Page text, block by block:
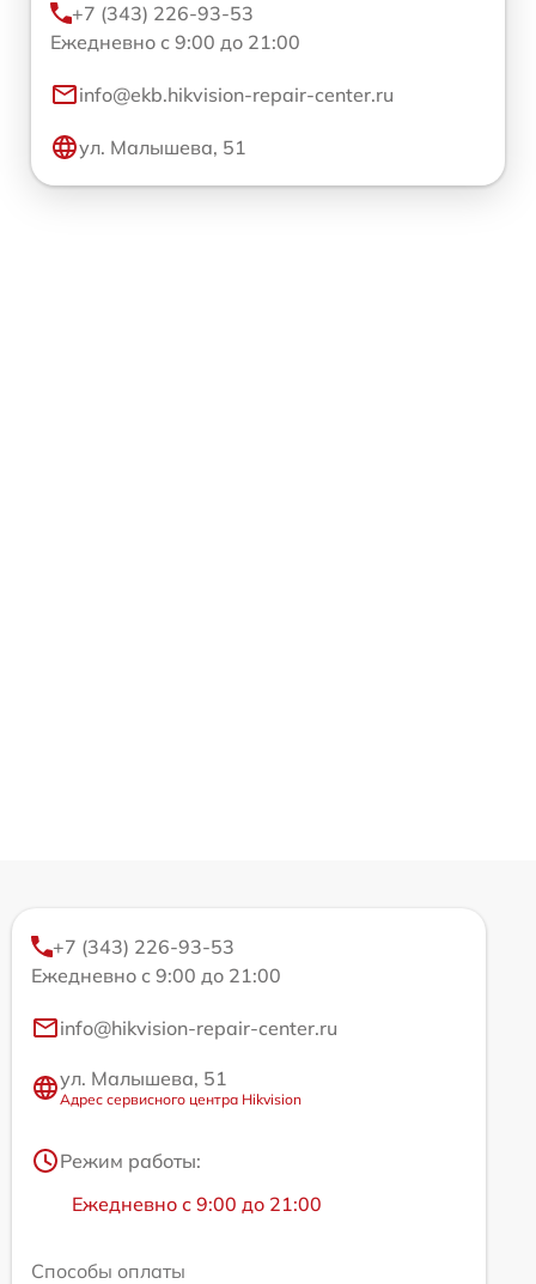
+7 (343) 226-93-53
Ежедневно с 9:00 до 21:00
info@ekb.hikvision-repair-center.ru
ул. Малышева, 51
+7 (343) 226-93-53
Ежедневно с 9:00 до 21:00
info@hikvision-repair-center.ru
ул. Малышева, 51
Адрес сервисного центра Hikvision
Режим работы:
Ежедневно с 9:00 до 21:00
Способы оплаты